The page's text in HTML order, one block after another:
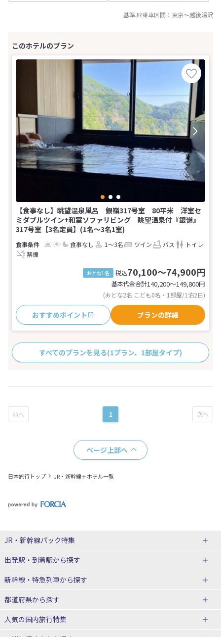
基準JR乗車区間： 東京～越後湯沢
【食事なし】眺望温泉風呂 銀嶺317号室 80平米 洋室セ
ミダブルツイン+和室ソファリビング 眺望温泉付『銀嶺』
317号室【3名定員】(1名～3名1室)
食事なし 1～3名 ツイン バス
トイレ
禁煙
おとな1名 税込70,100～74,900円
基本代金合計140,200〜149,800円
(おとな2名 こども0名・1部屋/1泊2日)
おすすめポイント プランの詳細
すべてのプランを見る(1プラン、1部屋タイプ)
1
ページ上部へ
日本旅行トップ JR・新幹線＋ホテル一覧
JR・新幹線パック特集
JR・新幹線＋ホテルパック
出張パック
出発駅・到着駅から探す
秋田⇔東京 新幹線パック
仙台→東京 新幹線パック
富山⇔東京 新幹線パック
新幹線・特急列車から探す
北海道新幹線 旅行
山形新幹線 旅行
都道府県から探す
人気の国内旅行特集